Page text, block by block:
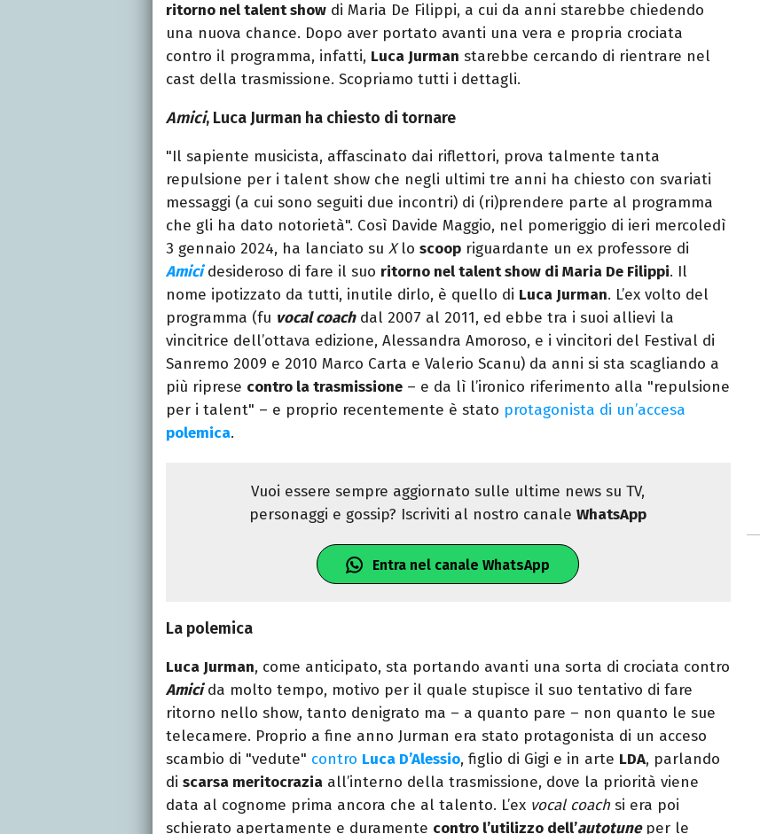
ritorno nel talent show di Maria De Filippi, a cui da anni starebbe chiedendo
una nuova chance. Dopo aver portato avanti una vera e propria crociata
contro il programma, infatti, Luca Jurman starebbe cercando di rientrare nel
cast della trasmissione. Scopriamo tutti i dettagli.
Amici, Luca Jurman ha chiesto di tornare
"Il sapiente musicista, affascinato dai riflettori, prova talmente tanta
repulsione per i talent show che negli ultimi tre anni ha chiesto con svariati
messaggi (a cui sono seguiti due incontri) di (ri)prendere parte al programma
che gli ha dato notorietà". Così Davide Maggio, nel pomeriggio di ieri mercoledì
3 gennaio 2024, ha lanciato su Xlo scoop riguardante un ex professore di
Amicidesideroso di fare il suo ritorno nel talent show di Maria De Filippi. Il
nome ipotizzato da tutti, inutile dirlo, è quello di Luca Jurman. L’ex volto del
programma (fu vocal coachdal 2007 al 2011, ed ebbe tra i suoi allievi la
vincitrice dell’ottava edizione, Alessandra Amoroso, e i vincitori del Festival di
Sanremo 2009 e 2010 Marco Carta e Valerio Scanu) da anni si sta scagliando a
più riprese contro la trasmissione – e da lì l’ironico riferimento alla "repulsione
per i talent" – e proprio recentemente è stato protagonista di un’accesa
polemica.
Vuoi essere sempre aggiornato sulle ultime news su TV,
personaggi e gossip? Iscriviti al nostro canaleWhatsApp
Entra nel canale WhatsApp
La polemica
Luca Jurman, come anticipato, sta portando avanti una sorta di crociata contro
Amicida molto tempo, motivo per il quale stupisce il suo tentativo di fare
ritorno nello show, tanto denigrato ma – a quanto pare – non quanto le sue
telecamere. Proprio a fine anno Jurman era stato protagonista di un acceso
scambio di "vedute" contro Luca D’Alessio, figlio di Gigi e in arte LDA, parlando
di scarsa meritocrazia all’interno della trasmissione, dove la priorità viene
data al cognome prima ancora che al talento. L’ex vocal coachsi era poi
schierato apertamente e duramente contro l’utilizzo dell’autotuneper le